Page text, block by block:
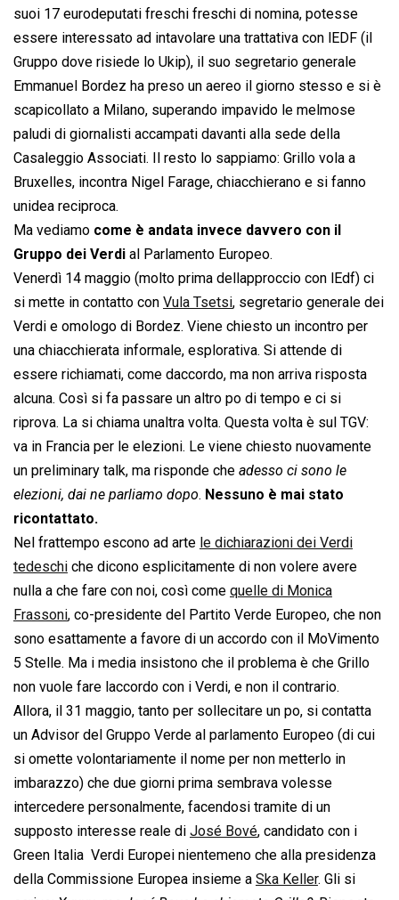
suoi 17 eurodeputati freschi freschi di nomina, potesse
essere interessato ad intavolare una trattativa con lEDF (il
Gruppo dove risiede lo Ukip), il suo segretario generale
Emmanuel Bordez ha preso un aereo il giorno stesso e si è
scapicollato a Milano, superando impavido le melmose
paludi di giornalisti accampati davanti alla sede della
Casaleggio Associati. Il resto lo sappiamo: Grillo vola a
Bruxelles, incontra Nigel Farage, chiacchierano e si fanno
unidea reciproca.
Ma vediamo come è andata invece davvero con il
Gruppo dei Verdi al Parlamento Europeo.
Venerdì 14 maggio (molto prima dellapproccio con lEdf) ci
si mette in contatto con Vula Tsetsi, segretario generale dei
Verdi e omologo di Bordez. Viene chiesto un incontro per
una chiacchierata informale, esplorativa. Si attende di
essere richiamati, come daccordo, ma non arriva risposta
alcuna. Così si fa passare un altro po di tempo e ci si
riprova. La si chiama unaltra volta. Questa volta è sul TGV:
va in Francia per le elezioni. Le viene chiesto nuovamente
un preliminary talk, ma risponde che  adesso ci sono le
elezioni, dai ne parliamo dopo. Nessuno è mai stato
ricontattato.
Nel frattempo escono ad arte le dichiarazioni dei Verdi
tedeschi che dicono esplicitamente di non volere avere
nulla a che fare con noi, così come quelle di Monica
Frassoni, co-presidente del Partito Verde Europeo, che non
sono esattamente a favore di un accordo con il MoVimento
5 Stelle. Ma i media insistono che il problema è che Grillo
non vuole fare laccordo con i Verdi, e non il contrario.
Allora, il 31 maggio, tanto per sollecitare un po, si contatta
un Advisor del Gruppo Verde al parlamento Europeo (di cui
si omette volontariamente il nome per non metterlo in
imbarazzo) che due giorni prima sembrava volesse
intercedere personalmente, facendosi tramite di un
supposto interesse reale di José Bové, candidato con i
Green Italia  Verdi Europei nientemeno che alla presidenza
della Commissione Europea insieme a Ska Keller. Gli si